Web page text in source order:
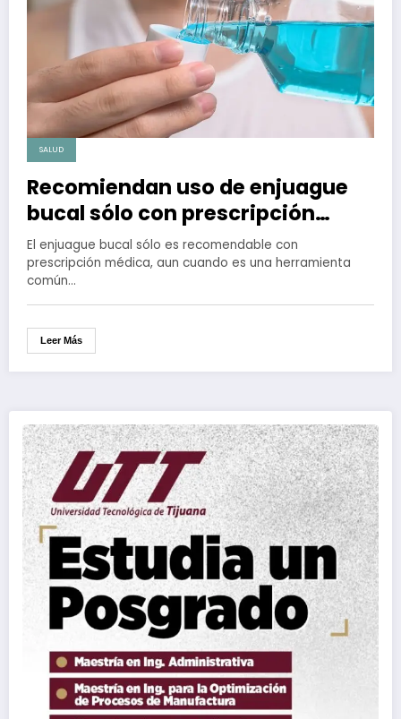
SALUD
Recomiendan uso de enjuague
bucal sólo con prescripción
médica
El enjuague bucal sólo es recomendable con
prescripción médica, aun cuando es una herramienta
común…
Leer Más